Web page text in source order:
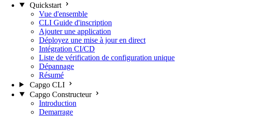
Quickstart
Vue d'ensemble
CLI Guide d'inscription
Ajouter une application
Déployez une mise à jour en direct
Intégration CI/CD
Liste de vérification de configuration unique
Dépannage
Résumé
Capgo CLI
Capgo Constructeur
Introduction
Demarrage